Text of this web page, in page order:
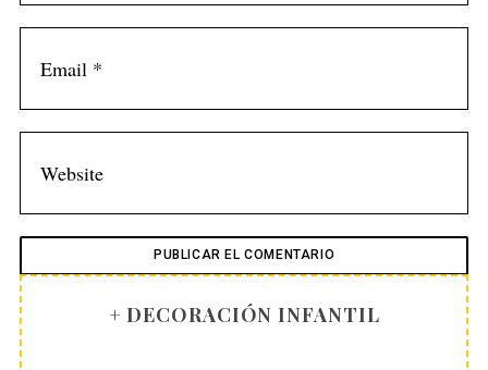
+ DECORACIÓN INFANTIL